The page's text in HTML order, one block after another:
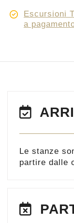
Escursioni
a
Le stanze
partire dalle